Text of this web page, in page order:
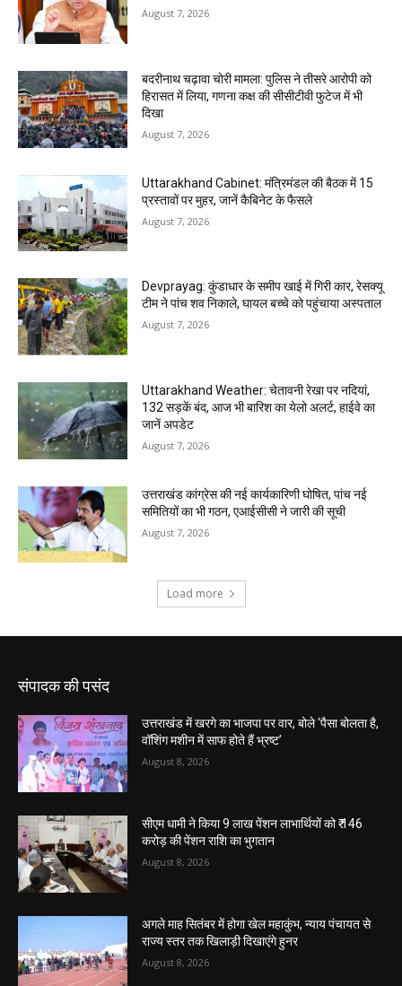
संपादक की पसंद
उत्तराखंड में खरगे का भाजपा पर वार, बोले ‘पैसा बोलता है,
वॉशिंग मशीन में साफ होते हैं भ्रष्ट’
August 8, 2026
सीएम धामी ने किया 9 लाख पेंशन लाभार्थियों को ₹ 146
करोड़ की पेंशन राशि का भुगतान
August 8, 2026
अगले माह सितंबर में होगा खेल महाकुंभ, न्याय पंचायत से
राज्य स्तर तक खिलाड़ी दिखाएंगे हुनर
August 8, 2026